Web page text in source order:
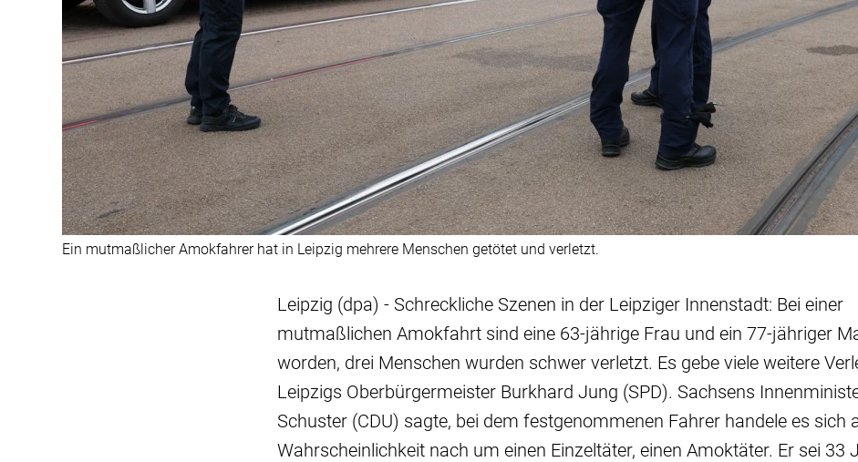
Ein mutmaßlicher Amokfahrer hat in Leipzig mehrere Menschen getötet und verletzt.
Leipzig (dpa) - Schreckliche Szenen in der Leipziger Innenstadt: Bei einer
mutmaßlichen Amokfahrt sind eine 63-jährige Frau und ein 77-jähriger
worden, drei Menschen wurden schwer verletzt. Es gebe viele weitere
Leipzigs Oberbürgermeister Burkhard Jung (SPD). Sachsens
Schuster (CDU) sagte, bei dem festgenommenen Fahrer handele es sich
Wahrscheinlichkeit nach um einen Einzeltäter, einen Amoktäter. Er sei 33